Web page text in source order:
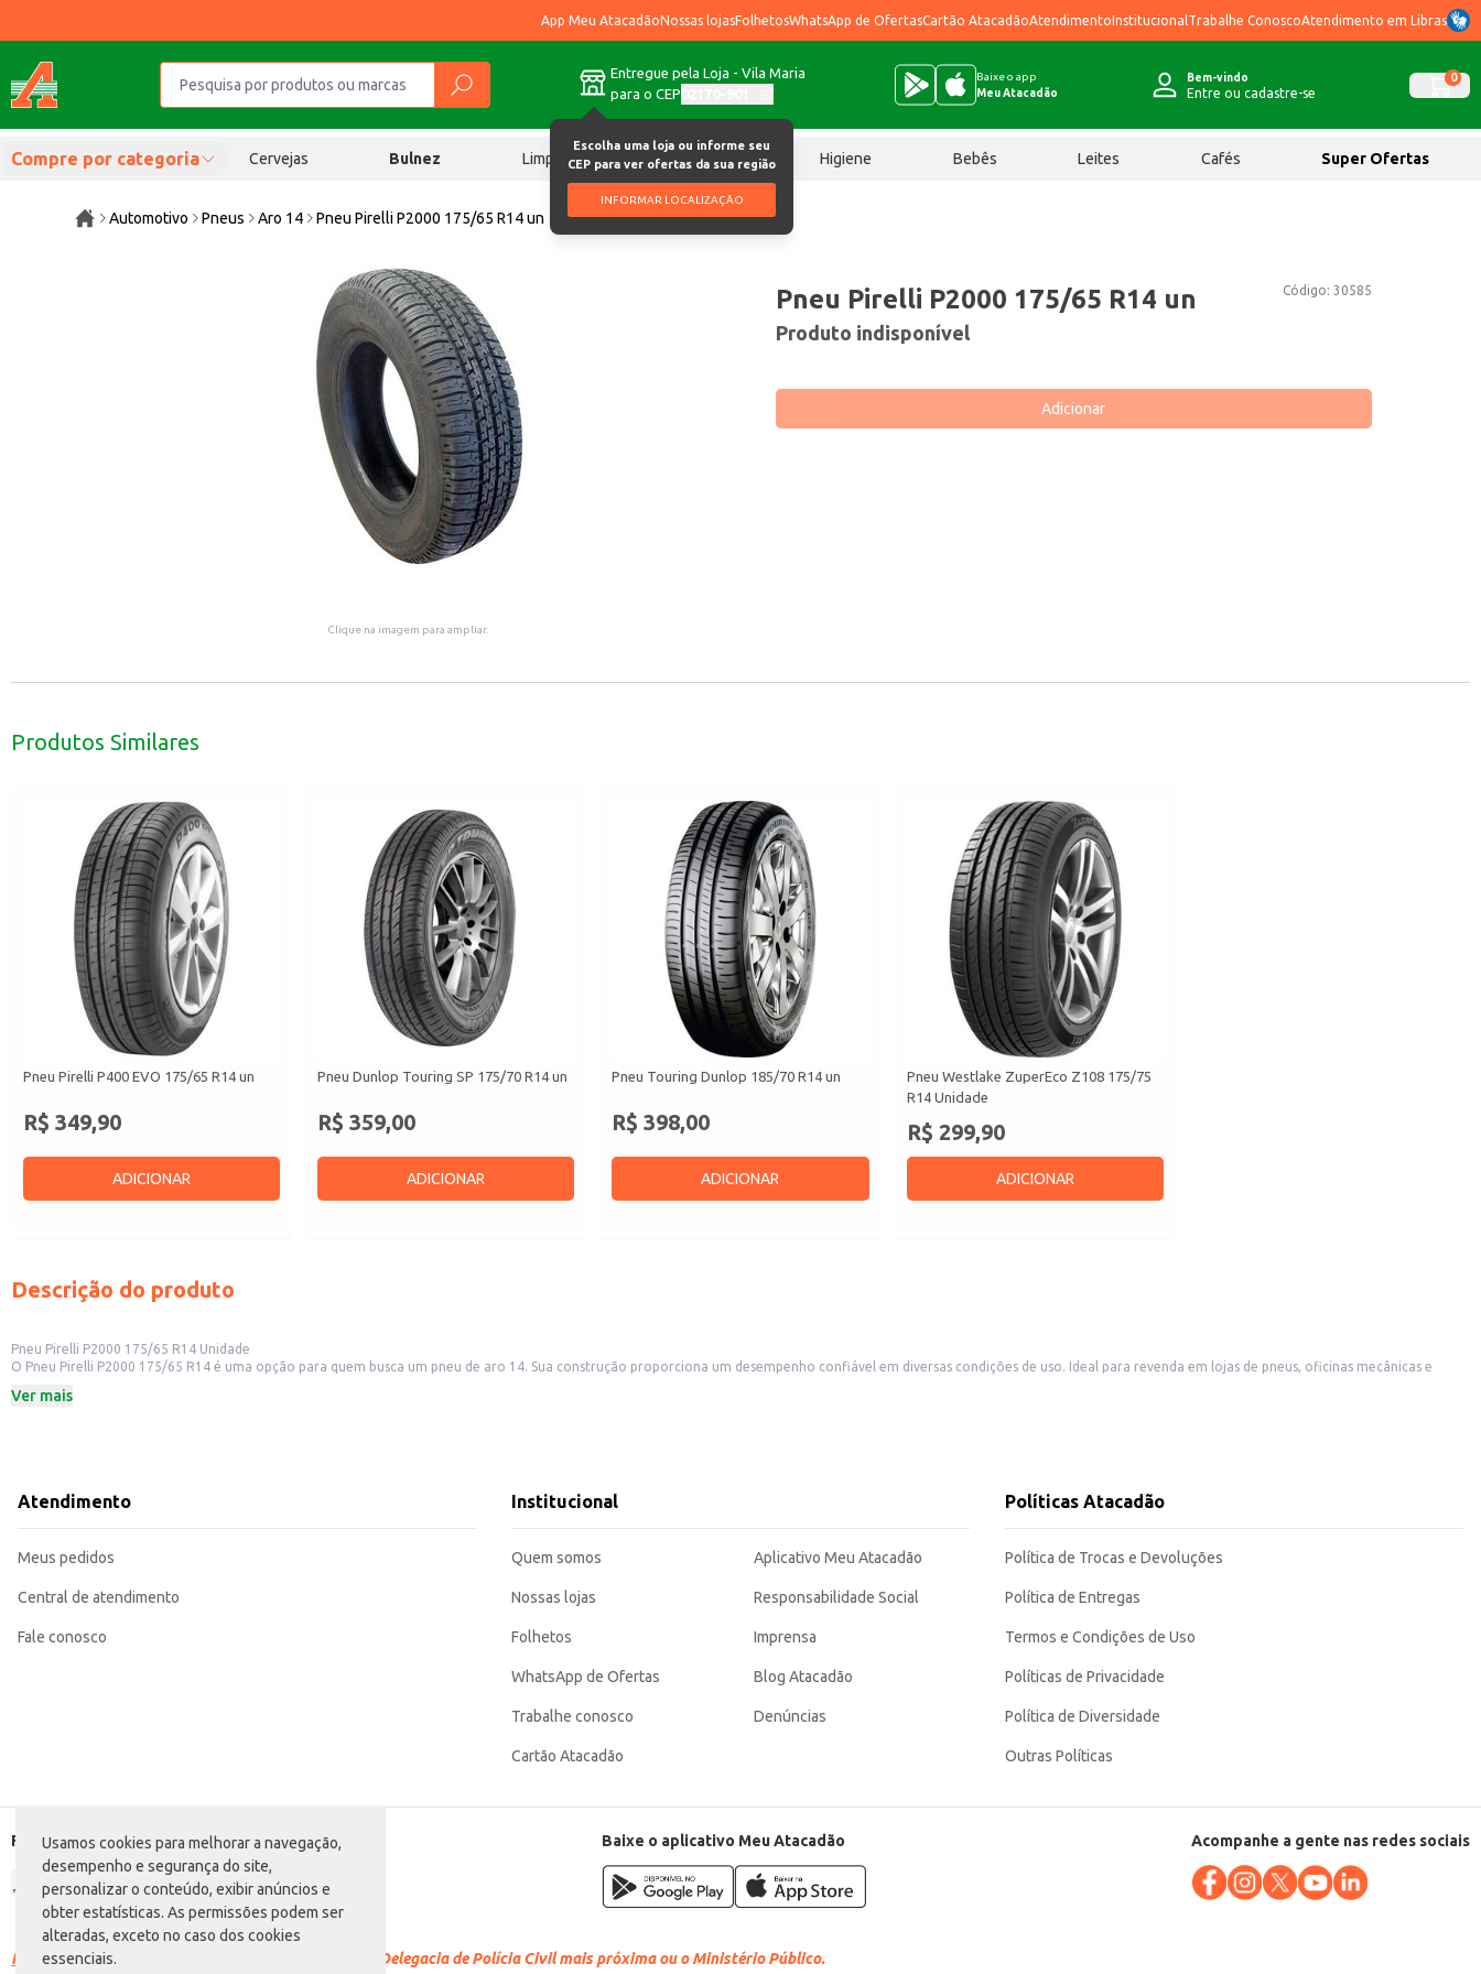
Usamos cookies para melhorar a navegação,
desempenho e segurança do site,
personalizar o conteúdo, exibir anúncios e
obter estatísticas. As permissões podem ser
alteradas, exceto no caso dos cookies
essenciais.
App Meu AtacadãoNossas lojasFolhetosWhatsApp de OfertasCartão AtacadãoAtendimentoInstitucional Trabalhe ConoscoAtendimento em Libras
Entregue pela Loja - Vila Maria
para o CEP
Escolha uma loja ou informe seu
CEP para ver ofertas da sua região
INFORMAR LOCALIZAÇÃO
Baixe o app
Meu Atacadão
Bem-vindo
Entre ou cadastre-se
0
Compre por categoria Cervejas Bulnez Limpeza Chocolates Higiene Bebês Leites Cafés Super Ofertas
Automotivo Pneus Aro 14 Pneu Pirelli P2000 175/65 R14 un
Clique na imagem para ampliar.
Código: 30585
Pneu Pirelli P2000 175/65 R14 un
Produto indisponível
Adicionar
Produtos Similares
Pneu Pirelli P400 EVO 175/65 R14 un
R$ 349,90
ADICIONAR
Pneu Dunlop Touring SP 175/70 R14 un
R$ 359,00
ADICIONAR
Pneu Touring Dunlop 185/70 R14 un
R$ 398,00
ADICIONAR
Pneu Westlake ZuperEco Z108 175/75
R14 Unidade
R$ 299,90
ADICIONAR
Descrição do produto
Pneu Pirelli P2000 175/65 R14 Unidade
O Pneu Pirelli P2000 175/65 R14 é uma opção para quem busca um pneu de aro 14. Sua construção proporciona um desempenho confiável em diversas condições de uso. Ideal para revenda em lojas de pneus, oficinas mecânicas e
Dicas de uso:
O Pneu Pirelli P2000 175/65 R14 oferece uma solução eficiente e prática para a necessidade de reposição de pneus, atendendo tanto ao público varejista quanto ao atacado. Sua compatibilidade com veículos de aro 14 garante uma
ampla gama de aplicações.
Marca: Pirelli
Categoria: Aro 14
EAN: 38536965
Ver mais
Atendimento
Meus pedidos
Central de atendimento
Fale conosco
Institucional
Quem somos
Nossas lojas
Folhetos
WhatsApp de Ofertas
Trabalhe conosco
Cartão Atacadão
Aplicativo Meu Atacadão
Responsabilidade Social
Imprensa
Blog Atacadão
Denúncias
Políticas Atacadão
Política de Trocas e Devoluções
Política de Entregas
Termos e Condições de Uso
Políticas de Privacidade
Política de Diversidade
Outras Políticas
Formas de pagamento Baixe o aplicativo Meu Atacadão Acompanhe a gente nas redes sociais
Racismo é crime. Denuncie. Disque 100 ou procure a Delegacia de Polícia Civil mais próxima ou o Ministério Público.